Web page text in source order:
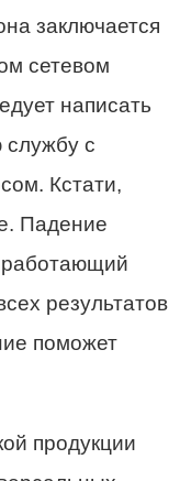
заключается
сетевом
написать
службу с
Кстати,
Падение
результатов
поможет
продукции